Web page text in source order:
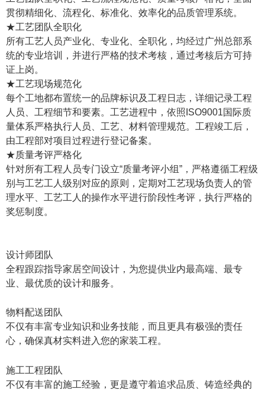
贯彻精细化、流程化、标准化、效率化的品质管理系统。
★工艺团队全职化
所有工艺人员产业化、专业化、全职化，均经过广州总部系
统的专业培训，并进行严格的技术考核，通过考核后方可持
证上岗。
★工艺现场规范化
每个工地都布置统一的品牌标识及工程日志，详细记录工程
人员、工程细节和要素。工艺进程中，依照ISO9001国际质
量体系严格执行人员、工艺、材料管理规范。工程竣工后，
由工程部对项目过程进行登记备案。
★质量考评严格化
针对所有工程人员专门设立“质量考评小组”，严格遵循工程级
别与工艺工人级别对应的原则，定期对工艺现场负责人的管
理水平、工艺工人的操作水平进行阶段性考评，执行严格的
奖惩制度。
设计师团队
全程跟踪指导家居空间设计，为您提供业内最高端、最专
业、最优质的设计和服务。
物料配送团队
不仅有丰富专业知识和业务技能，而且更具有极强的责任
心，确保真材实料进入您的家装工程。
施工工程团队
不仅有丰富的施工经验，更是遵守着追求品质、铸造经典的